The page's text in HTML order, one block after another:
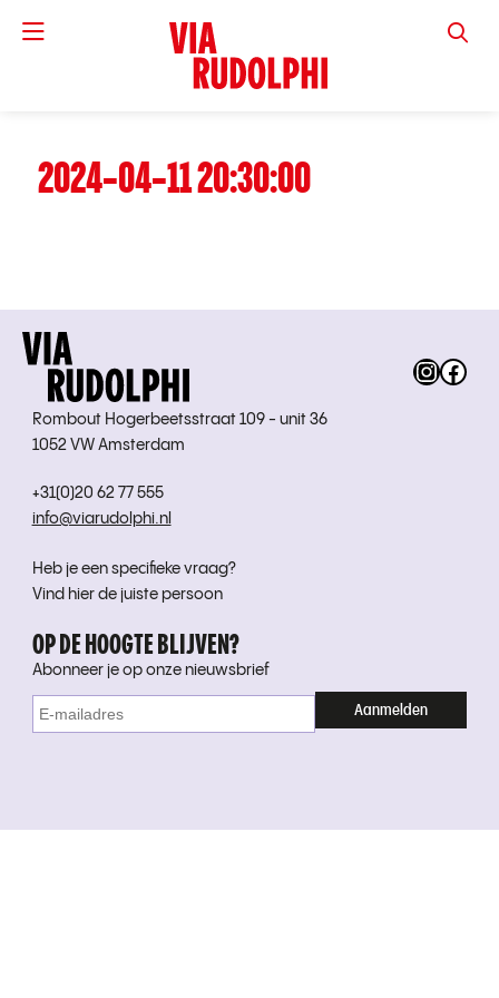
VIA
2024-04-11 20:30:00
Rombout Hogerbeetsstraat 109 - unit 36
1052 VW Amsterdam
+31(0)20 62 77 555
info@viarudolphi.nl
Heb je een specifieke vraag?
Vind hier de juiste persoon
OP DE HOOGTE BLIJVEN?
Abonneer je op onze nieuwsbrief